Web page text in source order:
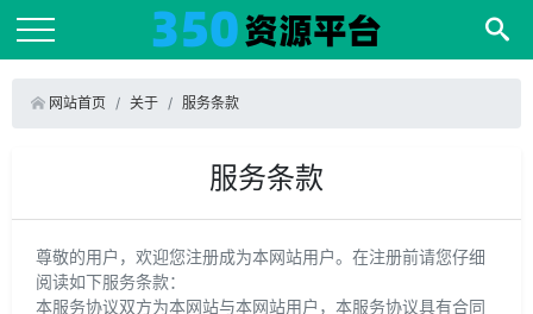
网站首页 关于 服务条款
服务条款
尊敬的用户，欢迎您注册成为本网站用户。在注册前请您仔细
阅读如下服务条款：
本服务协议双方为本网站与本网站用户，本服务协议具有合同